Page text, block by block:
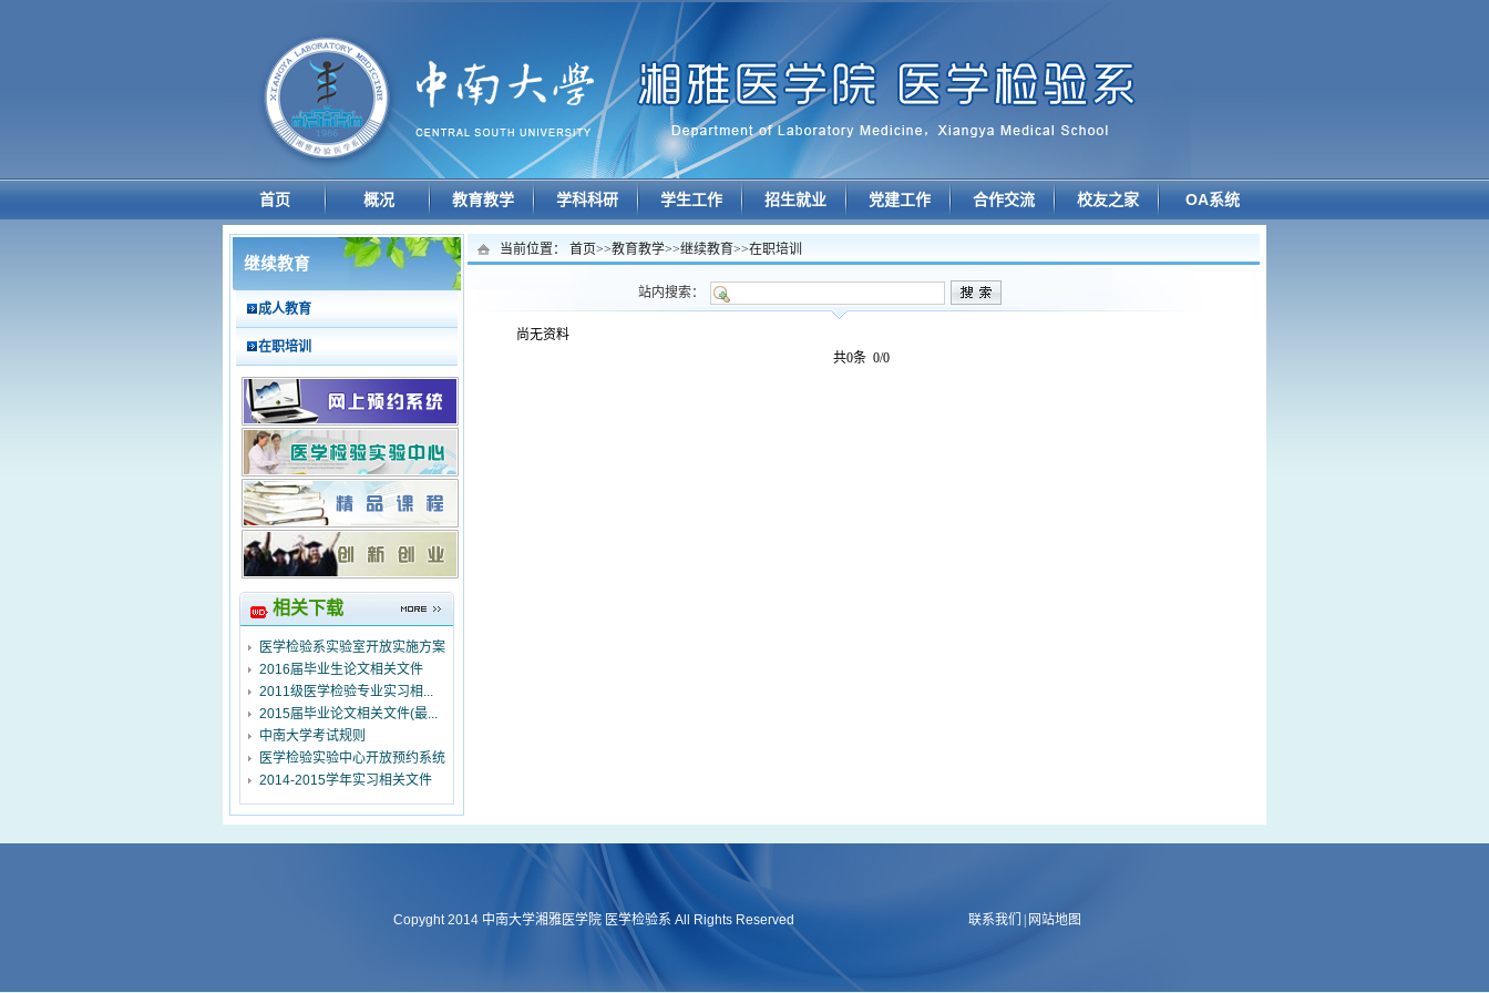
首页 概况 教育教学 学科科研 学生工作 招生就业 党建工作 合作交流 校友之家 OA系统
继续教育
成人教育
在职培训
相关下载
医学检验系实验室开放实施方案
2016届毕业生论文相关文件
2011级医学检验专业实习相...
2015届毕业论文相关文件(最...
中南大学考试规则
医学检验实验中心开放预约系统
2014-2015学年实习相关文件
当前位置： 首页>>教育教学>>继续教育>>在职培训
站内搜索：
尚无资料
共0条 0/0
Copyght 2014 中南大学湘雅医学院 医学检验系 All Rights Reserved 联系我们 网站地图